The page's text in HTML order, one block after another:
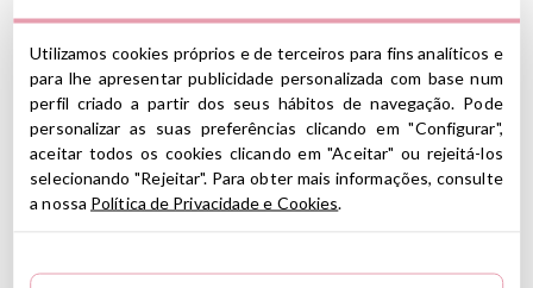
Coleção Tutete Pandas In Space
Tutete De Volta Às Aulas 2026 Tutete Têxtil 2026
Sacola De Lanche Têxtil Tutete 2026
As sacolas de lanche em tecido vichy com fecho de cordão
ajustável têm, na frente, bordados os personagens do
infância ou jardim de infância
Utilizamos cookies próprios e de terceiros para fins analíticos e
para lhe apresentar publicidade personalizada com base num
perfil criado a partir dos seus hábitos de navegação. Pode
personalizar as suas preferências clicando em "Configurar",
aceitar todos os cookies clicando em "Aceitar" ou rejeitá-los
selecionando "Rejeitar". Para obter mais informações, consulte
a nossa Política de Privacidade e Cookies